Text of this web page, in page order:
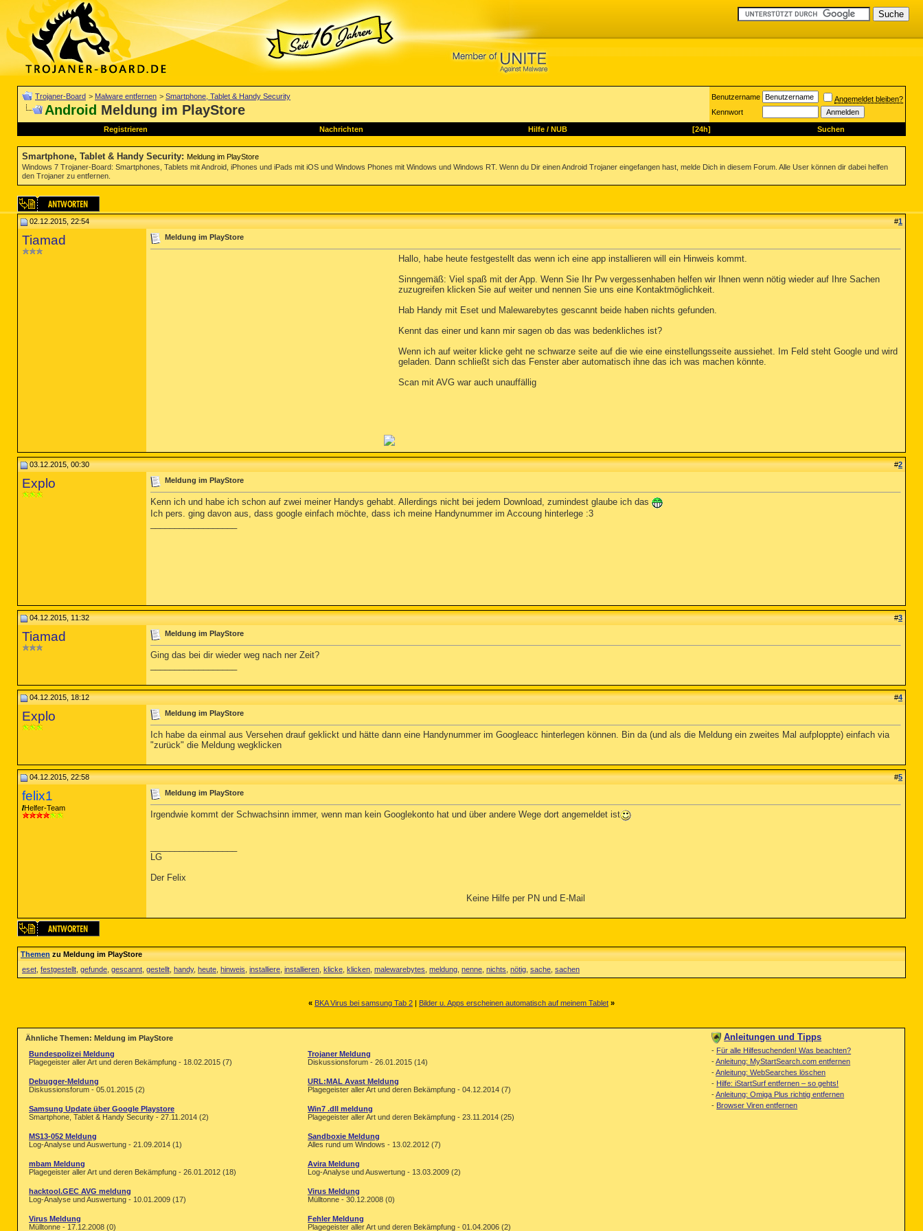
Trojaner-Board > Malware entfernen > Smartphone, Tablet & Handy Security
Android Meldung im PlayStore
Benutzername
Angemeldet bleiben?
Kennwort
Registrieren Nachrichten Hilfe/ NUB [24h] Suchen
Smartphone, Tablet & Handy Security: Meldung im PlayStore
Windows 7 Trojaner-Board: Smartphones, Tablets mit Android, iPhones und iPads mit iOS und Windows Phones mit Windows und Windows RT. Wenn du Dir einen Android Trojaner eingefangen hast, melde Dich in diesem Forum. Alle User können dir dabei helfen
den Trojaner zu entfernen.
02.12.2015, 22:54 #1
Tiamad Meldung im PlayStore
Hallo, habe heute festgestellt das wenn ich eine app installieren will ein Hinweis kommt.
Sinngemäß: Viel spaß mit der App. Wenn Sie Ihr Pw vergessenhaben helfen wir Ihnen wenn nötig wieder auf Ihre Sachen
zuzugreifen klicken Sie auf weiter und nennen Sie uns eine Kontaktmöglichkeit.
Hab Handy mit Eset und Malewarebytes gescannt beide haben nichts gefunden.
Kennt das einer und kann mir sagen ob das was bedenkliches ist?
Wenn ich auf weiter klicke geht ne schwarze seite auf die wie eine einstellungsseite aussiehet. Im Feld steht Google und wird
geladen. Dann schließt sich das Fenster aber automatisch ihne das ich was machen könnte.
Scan mit AVG war auch unauffällig
03.12.2015, 00:30 #2
Explo Meldung im PlayStore
Kenn ich und habe ich schon auf zwei meiner Handys gehabt. Allerdings nicht bei jedem Download, zumindest glaube ich das
Ich pers. ging davon aus, dass google einfach möchte, dass ich meine Handynummer im Accoung hinterlege :3
04.12.2015, 11:32 #3
Tiamad Meldung im PlayStore
Ging das bei dir wieder weg nach ner Zeit?
04.12.2015, 18:12 #4
Explo Meldung im PlayStore
Ich habe da einmal aus Versehen drauf geklickt und hätte dann eine Handynummer im Googleacc hinterlegen können. Bin da (und als die Meldung ein zweites Mal aufploppte) einfach via
"zurück" die Meldung wegklicken
04.12.2015, 22:58 #5
felix1
Helfer-Team
Meldung im PlayStore
Irgendwie kommt der Schwachsinn immer, wenn man kein Googlekonto hat und über andere Wege dort angemeldet ist
LG
Der Felix
Keine Hilfe per PN und E-Mail
Themenzu Meldung im PlayStore
eset festgestellt gefunde gescannt gestellt handy, heute hinweis installiere installieren klicke klicken malewarebytes meldung nenne nichts nötig sache sachen
« BKA Virus bei samsung Tab 2 | Bilder u. Apps erscheinen automatisch auf meinem Tablet »
Ähnliche Themen: Meldung im PlayStore
Bundespolizei Meldung
Plagegeister aller Art und deren Bekämpfung - 18.02.2015 (7)
Trojaner Meldung
Diskussionsforum - 26.01.2015 (14)
Debugger-Meldung
Diskussionsforum - 05.01.2015 (2)
URL:MAL Avast Meldung
Plagegeister aller Art und deren Bekämpfung - 04.12.2014 (7)
Samsung Update über Google Playstore
Smartphone, Tablet & Handy Security - 27.11.2014 (2)
Win7 .dll meldung
Plagegeister aller Art und deren Bekämpfung - 23.11.2014 (25)
MS13-052 Meldung
Log-Analyse und Auswertung - 21.09.2014 (1)
Sandboxie Meldung
Alles rund um Windows - 13.02.2012 (7)
mbam Meldung
Plagegeister aller Art und deren Bekämpfung - 26.01.2012 (18)
Avira Meldung
Log-Analyse und Auswertung - 13.03.2009 (2)
hacktool.GEC AVG meldung
Log-Analyse und Auswertung - 10.01.2009 (17)
Virus Meldung
Mülltonne - 30.12.2008 (0)
Virus Meldung
Mülltonne - 17.12.2008 (0)
Fehler Meldung
Plagegeister aller Art und deren Bekämpfung - 01.04.2006 (2)
Anleitungen und Tipps
- Für alle Hilfesuchenden! Was beachten?
-Anleitung: MyStartSearch.com entfernen
-Anleitung: WebSearches löschen
- Hilfe: iStartSurf entfernen – so gehts!
-Anleitung: Omiga Plus richtig entfernen
- Browser Viren entfernen